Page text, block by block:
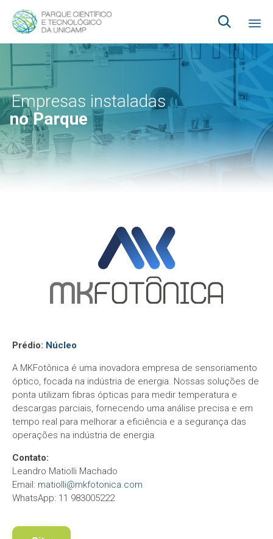

no Parque
Empresas instaladas
Prédio: Núcleo
A MKFotônica é uma inovadora empresa de sensoriamento
óptico, focada na indústria de energia. Nossas soluções de
ponta utilizam fibras ópticas para medir temperatura e
descargas parciais, fornecendo uma análise precisa e em
tempo real para melhorar a eficiência e a segurança das
operações na indústria de energia.
Contato:
Leandro Matiolli Machado
Email: matiolli@mkfotonica.com
WhatsApp: 11 983005222